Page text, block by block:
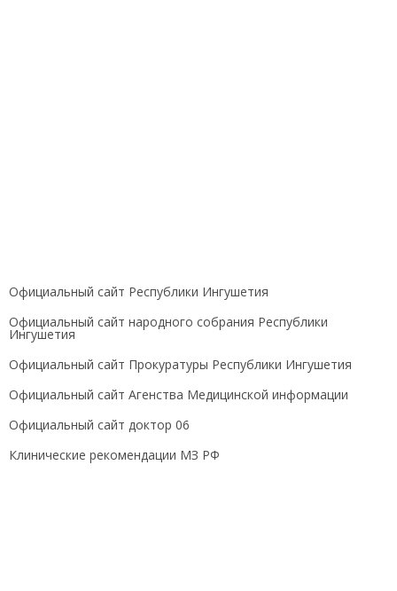
Официальный сайт Республики Ингушетия
Официальный сайт народного собрания Республики
Ингушетия
Официальный сайт Прокуратуры Республики Ингушетия
Официальный сайт Агенства Медицинской информации
Официальный сайт доктор 06
Клинические рекомендации МЗ РФ